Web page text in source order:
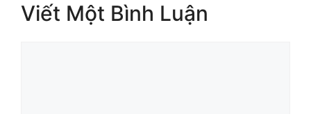
Viết Một Bình Luận